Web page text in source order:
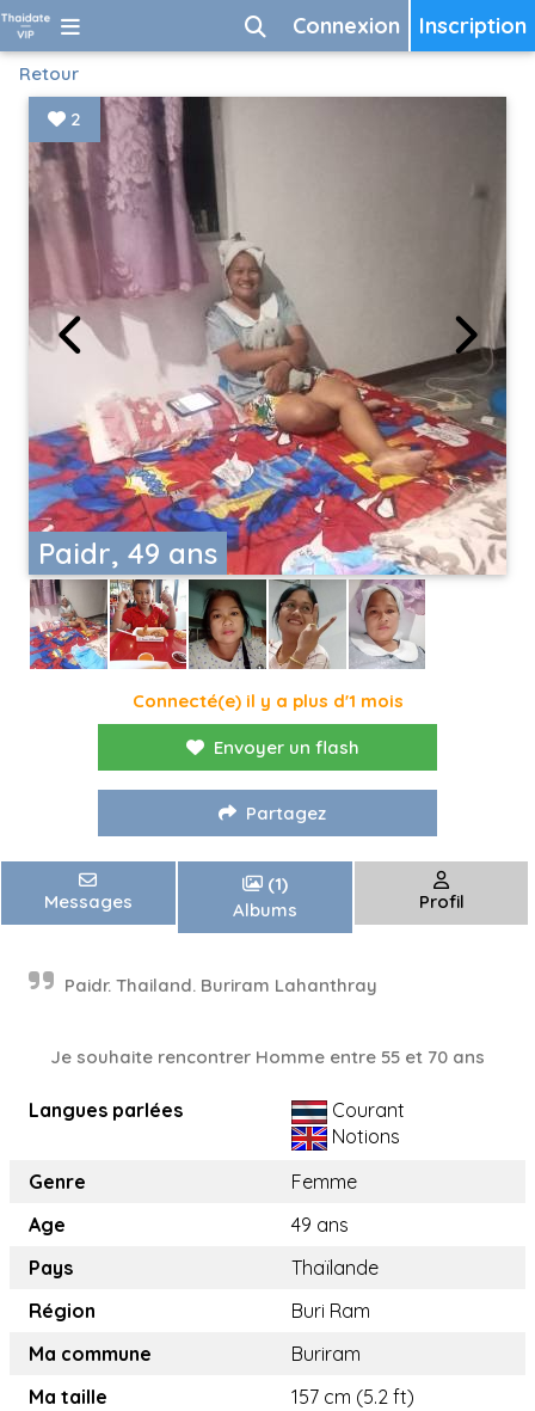
Inscription
Connexion
Retour
Paidr, 49 ans
2
Connecté(e) il y a plus d'1 mois
Envoyer un flash
Partagez
Messages
(1)
Albums
Profil
Paidr. Thailand. Buriram Lahanthray
Je souhaite rencontrer Homme entre 55 et 70 ans
Langues parlées
Courant
Notions
Genre
Femme
Age
49 ans
Pays
Thaïlande
Région
Buri Ram
Ma commune
Buriram
Ma taille
157 cm (5.2 ft)